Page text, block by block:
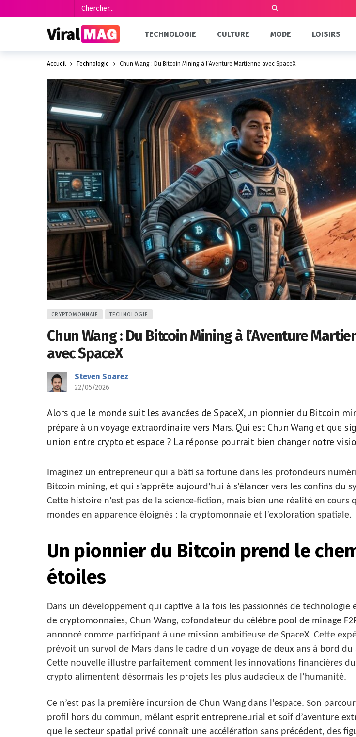
TECHNOLOGIE CULTURE MODE LOISIRS
Accueil Technologie Chun Wang : Du Bitcoin Mining à l’Aventure Martienne avec SpaceX
CRYPTOMONNAIE TECHNOLOGIE
Chun Wang : Du Bitcoin Mining à l’Aventure
avec SpaceX
Steven Soarez
22/05/2026
Alors que le monde suit les avancées de SpaceX, un pionnier du Bitcoin
prépare à un voyage extraordinaire vers Mars. Qui est Chun Wang et que
union entre crypto et espace ? La réponse pourrait bien changer notre
Imaginez un entrepreneur qui a bâti sa fortune dans les profondeurs
Bitcoin mining, et qui s’apprête aujourd’hui à s’élancer vers les confins du
Cette histoire n’est pas de la science-fiction, mais bien une réalité en cours
mondes en apparence éloignés : la cryptomonnaie et l’exploration spatiale.
Un pionnier du Bitcoin prend le
étoiles
Dans un développement qui captive à la fois les passionnés de technologie
de cryptomonnaies, Chun Wang, cofondateur du célèbre pool de minage
annoncé comme participant à une mission ambitieuse de SpaceX. Cette
prévoit un survol de Mars dans le cadre d’un voyage de deux ans à bord du
Cette nouvelle illustre parfaitement comment les innovations financières
crypto alimentent désormais les projets les plus audacieux de l’humanité.
Ce n’est pas la première incursion de Chun Wang dans l’espace. Son
profil hors du commun, mêlant esprit entrepreneurial et soif d’aventure
que le secteur spatial privé connaît une accélération sans précédent, des